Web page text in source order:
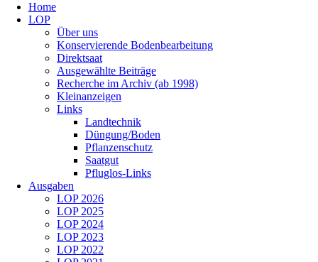
überspringen
Home
LOP
Über uns
Konservierende Bodenbearbeitung
Direktsaat
Ausgewählte Beiträge
Recherche im Archiv (ab 1998)
Kleinanzeigen
Links
Landtechnik
Düngung/Boden
Pflanzenschutz
Saatgut
Pfluglos-Links
Ausgaben
LOP 2026
LOP 2025
LOP 2024
LOP 2023
LOP 2022